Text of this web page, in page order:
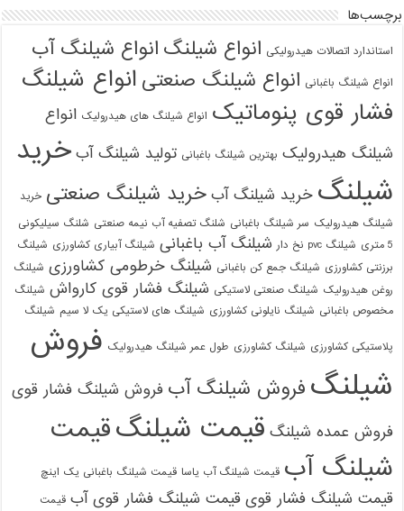
برچسب‌ها
استاندارد اتصالات هیدرولیکی انواع شیلنگ انواع شیلنگ آب
انواع شیلنگ باغبانی انواع شیلنگ صنعتی انواع شیلنگ
فشار قوی پنوماتیک انواع شیلنگ های هیدرولیک انواع
شیلنگ هیدرولیک بهترین شیلنگ باغبانی تولید شیلنگ آب خرید
شیلنگ خرید شیلنگ آب خرید شیلنگ صنعتی خرید
شیلنگ هیدرولیک سر شیلنگ باغبانی شلنگ تصفیه آب نیمه صنعتی شلنگ سیلیکونی
5 متری
شیلنگ pvc نخ دار شیلنگ آب باغبانی شیلنگ آبیاری کشاورزی شیلنگ
برزنتی کشاورزی شیلنگ جمع کن باغبانی شیلنگ خرطومی کشاورزی شیلنگ
روغن هیدرولیک شیلنگ صنعتی لاستیکی شیلنگ فشار قوی کارواش شیلنگ
مخصوص باغبانی شیلنگ نایلونی کشاورزی شیلنگ های لاستیکی یک لا سیم شیلنگ
پلاستیکی کشاورزی شیلنگ کشاورزی طول عمر شیلنگ هیدرولیک فروش
شیلنگ فروش شیلنگ آب فروش شیلنگ فشار قوی
فروش عمده شیلنگ قیمت شیلنگقیمت
شیلنگ آب قیمت شیلنگ آب یاسا قیمت شیلنگ باغبانی یک اینچ
قیمت شیلنگ فشار قوی قیمت شیلنگ فشار قوی آب قیمت